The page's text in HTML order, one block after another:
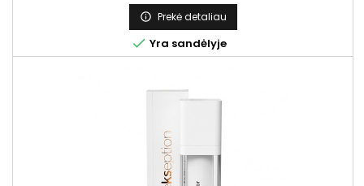
 Prekė detaliau
 Yra sandėlyje